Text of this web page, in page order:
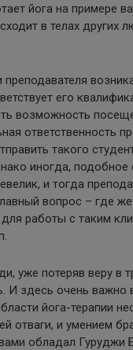
йога на примере
в телах других
его
возможность
ответственность
такого
иногда, подобное
и тогда
вопрос – где
работы с таким
уже потеряв веру в
И здесь очень важно
йога-терапии
отваги, и умением
обладал Гуруджи